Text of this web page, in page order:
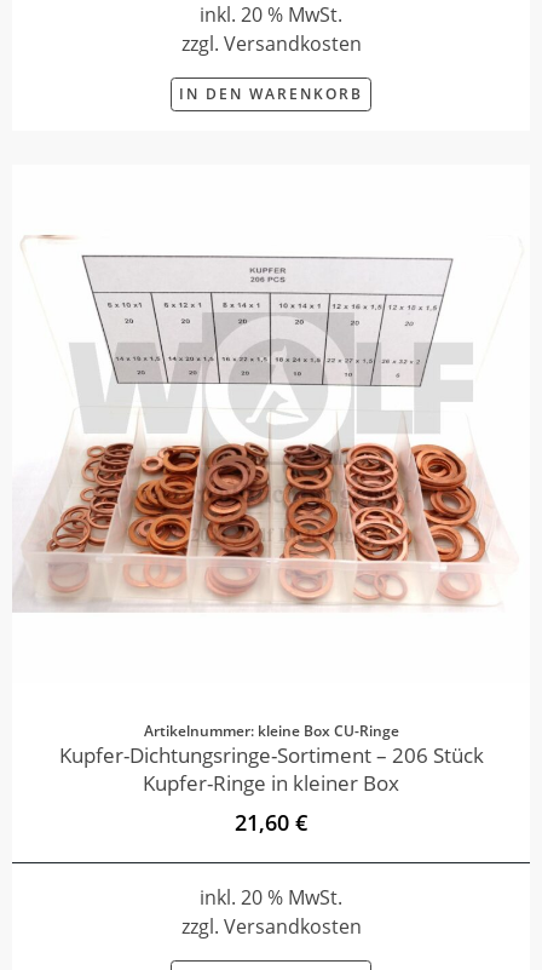
inkl. 20 % MwSt.
zzgl. Versandkosten
IN DEN WARENKORB
Artikelnummer: kleine Box CU-Ringe
Kupfer-Dichtungsringe-Sortiment – 206 Stück
Kupfer-Ringe in kleiner Box
21,60 €
inkl. 20 % MwSt.
zzgl. Versandkosten